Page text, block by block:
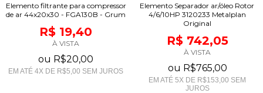
Elemento filtrante para compressor
de ar 44x20x30 - FGA130B - Grum
R$ 19,40
À VISTA
ou R$20,00
EM ATÉ 4X DE R$5,00 SEM JUROS
Elemento Separador ar/óleo Rotor
4/6/10HP 3120233 Metalplan
Original
R$ 742,05
À VISTA
ou R$765,00
EM ATÉ 5X DE R$153,00 SEM
JUROS